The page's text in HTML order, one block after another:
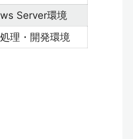
Server環境
理・開発環境